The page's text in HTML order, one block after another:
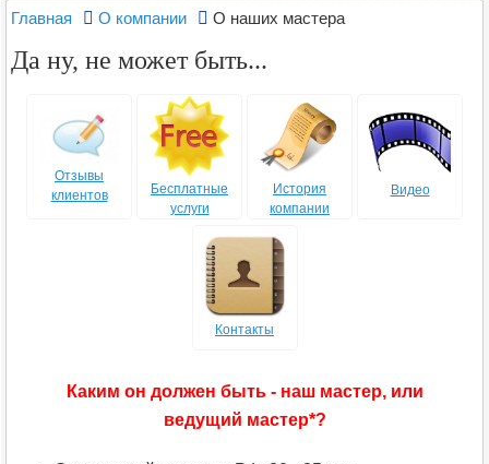
Главная О компании О наших мастера
Да ну, не может быть...
Отзывы
клиентов
Бесплатные
услуги
История
компании
Видео
Контакты
Каким он должен быть - наш мастер, или
ведущий мастер*?